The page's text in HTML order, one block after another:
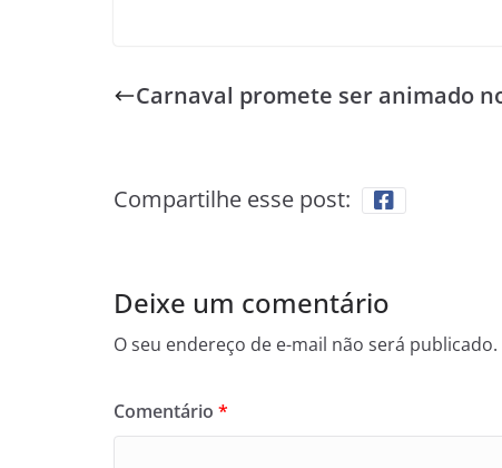
Carnaval promete ser animado
Compartilhe esse post:
Deixe um comentário
O seu endereço de e-mail não será publicado.
Comentário *